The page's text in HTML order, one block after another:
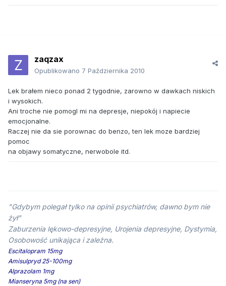
zaqzax
Opublikowano 7 Października 2010
Lek brałem nieco ponad 2 tygodnie, zarowno w dawkach niskich
i wysokich.
Ani troche nie pomogl mi na depresje, niepokój i napiecie
emocjonalne.
Raczej nie da sie porownac do benzo, ten lek moze bardziej
pomoc
na objawy somatyczne, nerwobole itd.
"Gdybym polegał tylko na opinii psychiatrów, dawno bym nie
żył"
Zaburzenia lękowo-depresyjne, Urojenia depresyjne, Dystymia,
Osobowość unikająca i zależna.
Escitalopram 15mg
Amisulpryd 25-100mg
Alprazolam 1mg
Mianseryna 5mg (na sen)